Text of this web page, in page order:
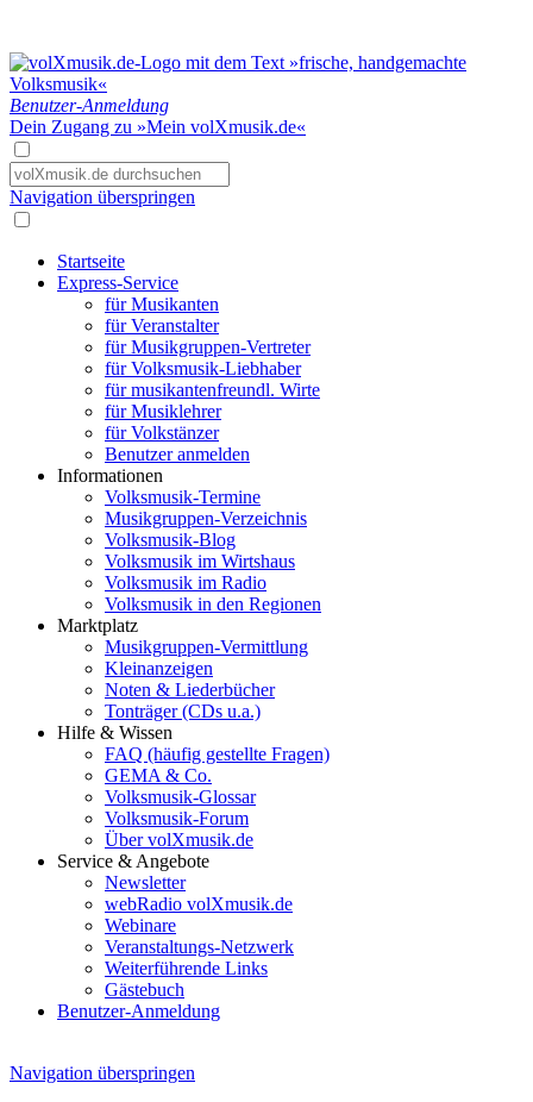
Benutzer-Anmeldung
Dein Zugang zu »Mein volXmusik.de«
Navigation überspringen
Startseite
Express-Service
für Musikanten
für Veranstalter
für Musikgruppen-Vertreter
für Volksmusik-Liebhaber
für musikantenfreundl. Wirte
für Musiklehrer
für Volkstänzer
Benutzer anmelden
Informationen
Volksmusik-Termine
Musikgruppen-Verzeichnis
Volksmusik-Blog
Volksmusik im Wirtshaus
Volksmusik im Radio
Volksmusik in den Regionen
Marktplatz
Musikgruppen-Vermittlung
Kleinanzeigen
Noten & Liederbücher
Tonträger (CDs u.a.)
Hilfe & Wissen
FAQ (häufig gestellte Fragen)
GEMA & Co.
Volksmusik-Glossar
Volksmusik-Forum
Über volXmusik.de
Service & Angebote
Newsletter
webRadio volXmusik.de
Webinare
Veranstaltungs-Netzwerk
Weiterführende Links
Gästebuch
Benutzer-Anmeldung
Navigation überspringen